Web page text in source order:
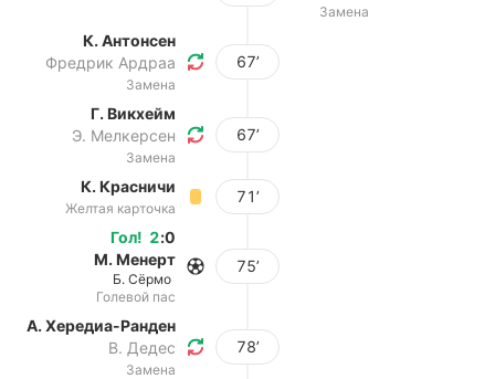
Замена
К. Антонсен
Фредрик Ардраа
Замена
67’
Г. Викхейм
Э. Мелкерсен
Замена
67’
К. Красничи
Желтая карточка
71’
Гол! 2:0
М. Менерт
Б. Сёрмо
Голевой пас
75’
А. Хередиа-Ранден
В. Дедес
Замена
78’